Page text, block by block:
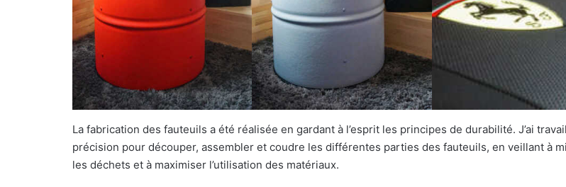
La fabrication des fauteuils a été réalisée en gardant à l’esprit les principes de durabilité. J’ai
précision pour découper, assembler et coudre les différentes parties des fauteuils, en veillant à
les déchets et à maximiser l’utilisation des matériaux.